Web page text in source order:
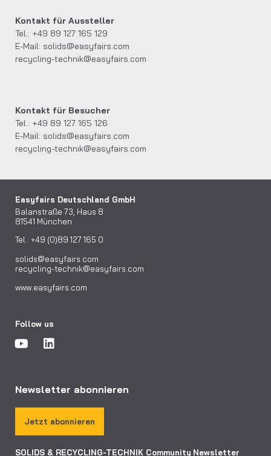
Kontakt für Aussteller
Tel.: +49 89 127 165 129
E-Mail: solids@easyfairs.com
recycling-technik@easyfairs.com
Kontakt für Besucher
Tel.: +49 89 127 165 126
E-Mail: solids@easyfairs.com
recycling-technik@easyfairs.com
Easyfairs Deutschland GmbH
Balanstraße 73, Haus 8
81541 München
Tel.: +49 (0)89 127 165 0
solids@easyfairs.com
recycling-technik@easyfairs.com
www.easyfairs.com
Follow us
Newsletter abonnieren
Jetzt abonnieren
SOLIDS & RECYCLING-TECHNIK Community Newsletter